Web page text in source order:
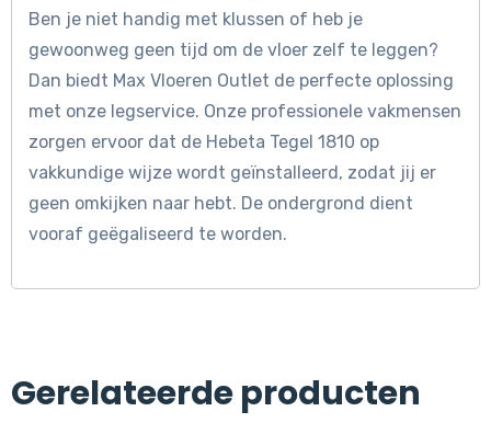
Ben je niet handig met klussen of heb je
gewoonweg geen tijd om de vloer zelf te leggen?
Dan biedt Max Vloeren Outlet de perfecte oplossing
met onze legservice. Onze professionele vakmensen
zorgen ervoor dat de Hebeta Tegel 1810 op
vakkundige wijze wordt geïnstalleerd, zodat jij er
geen omkijken naar hebt. De ondergrond dient
vooraf geëgaliseerd te worden.
Gerelateerde producten